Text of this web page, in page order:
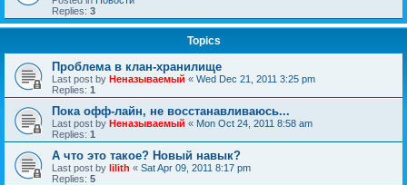
Replies: 3
Topics
Проблема в клан-хранилище
Last post by Неназываемый « Wed Dec 21, 2011 3:25 pm
Replies: 1
Пока офф-лайн, не восстанавливаюсь...
Last post by Неназываемый « Mon Oct 24, 2011 8:58 am
Replies: 1
А что это такое? Новый навык?
Last post by lilith « Sat Apr 09, 2011 8:17 pm
Replies: 5